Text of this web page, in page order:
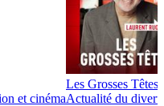
et cinéma
Les Grosses Têtes
Actualité du